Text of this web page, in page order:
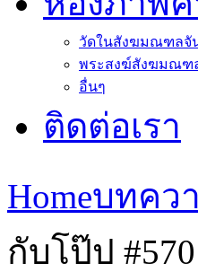
วัดในสังฆมณฑลจั
พระสงฆ์สังฆมณฑ
อื่นๆ
ติดต่อเรา
Homeบทคว
กับโป๊ป